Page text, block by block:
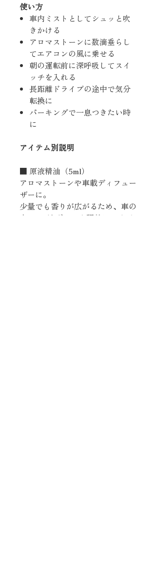
使い方
車内ミストとしてシュッと吹
きかける
アロマストーンに数滴垂らし
てエアコンの風に乗せる
朝の運転前に深呼吸してスイ
ッチを入れる
長距離ドライブの途中で気分
転換に
パーキングで一息つきたい時
に
アイテム別説明
■ 原液精油（5ml）
アロマストーンや車載ディフュー
ザーに。
少量でも香りが広がるため、車の
中では1滴ずつから調整してくだ